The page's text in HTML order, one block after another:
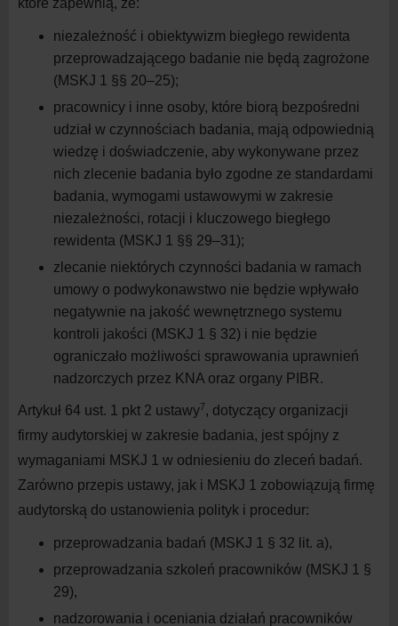
które zapewnią, że:
niezależność i obiektywizm biegłego rewidenta
przeprowadzającego badanie nie będą zagrożone
(MSKJ 1 §§ 20–25);
pracownicy i inne osoby, które biorą bezpośredni
udział w czynnościach badania, mają odpowiednią
wiedzę i doświadczenie, aby wykonywane przez
nich zlecenie badania było zgodne ze standardami
badania, wymogami ustawowymi w zakresie
niezależności, rotacji i kluczowego biegłego
rewidenta (MSKJ 1 §§ 29–31);
zlecanie niektórych czynności badania w ramach
umowy o podwykonawstwo nie będzie wpływało
negatywnie na jakość wewnętrznego systemu
kontroli jakości (MSKJ 1 § 32) i nie będzie
ograniczało możliwości sprawowania uprawnień
nadzorczych przez KNA oraz organy PIBR.
Artykuł 64 ust. 1 pkt 2 ustawy7, dotyczący organizacji
firmy audytorskiej w zakresie badania, jest spójny z
wymaganiami MSKJ 1 w odniesieniu do zleceń badań.
Zarówno przepis ustawy, jak i MSKJ 1 zobowiązują firmę
audytorską do ustanowienia polityk i procedur:
przeprowadzania badań (MSKJ 1 § 32 lit. a),
przeprowadzania szkoleń pracowników (MSKJ 1 §
29),
nadzorowania i oceniania działań pracowników